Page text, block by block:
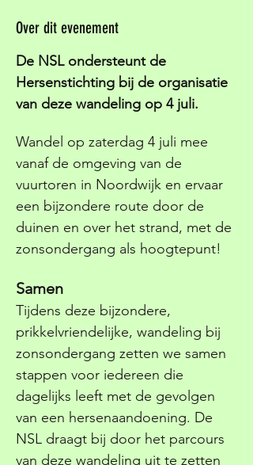
Over dit evenement
De NSL ondersteunt de
Hersenstichting bij de organisatie
van deze wandeling op 4 juli.
Wandel op zaterdag 4 juli mee
vanaf de omgeving van de
vuurtoren in Noordwijk en ervaar
een bijzondere route door de
duinen en over het strand, met de
zonsondergang als hoogtepunt!
Samen
Tijdens deze bijzondere,
prikkelvriendelijke, wandeling bij
zonsondergang zetten we samen
stappen voor iedereen die
dagelijks leeft met de gevolgen
van een hersenaandoening. De
NSL draagt bij door het parcours
van deze wandeling uit te zetten